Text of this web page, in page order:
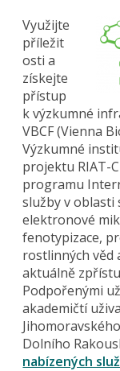
Využijte
příležit
osti a
získejte
přístup
k výzkumné
VBCF (Vienna
Výzkumné
projektu RIAT-
programu
služby v
elektronové
fenotypizace,
rostlinných věd
aktuálně
Podpořenými
akademičtí
Dolního
nabízených